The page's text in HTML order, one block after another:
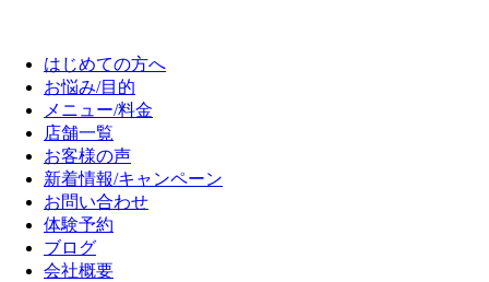
はじめての方へ
お悩み/目的
メニュー/料金
店舗一覧
お客様の声
新着情報/キャンペーン
お問い合わせ
体験予約
ブログ
会社概要